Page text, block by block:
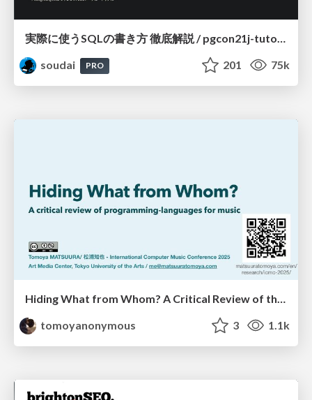
実際に使うSQLの書き方 徹底解説 / pgcon21j-tutorial
soudai
PRO 201 75k
Hiding What from Whom? A Critical Review of the History of Programming languages for Music
tomoyanonymous
3 1.1k